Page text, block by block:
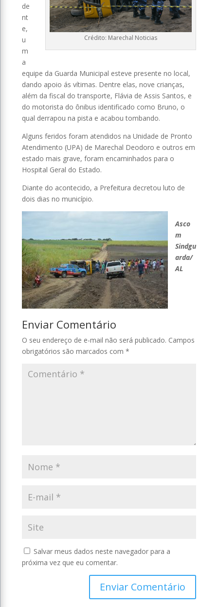
Crédito: Marechal Noticias
de
nt
e,
u
m
a
equipe da Guarda Municipal esteve presente no local,
dando apoio ás vítimas. Dentre elas, nove crianças,
além da fiscal do transporte, Flávia de Assis Santos, e
do motorista do ônibus identificado como Bruno, o
qual derrapou na pista e acabou tombando.
Alguns feridos foram atendidos na Unidade de Pronto
Atendimento (UPA) de Marechal Deodoro e outros em
estado mais grave, foram encaminhados para o
Hospital Geral do Estado.
Diante do acontecido, a Prefeitura decretou luto de
dois dias no município.
Asco
m
Sindgu
arda/
AL
Enviar Comentário
O seu endereço de e-mail não será publicado. Campos
obrigatórios são marcados com *
Salvar meus dados neste navegador para a
próxima vez que eu comentar.